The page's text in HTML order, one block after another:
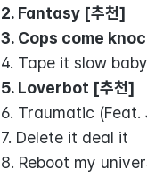
2. Fantasy [추천]
3. Cops come
4. Tape it slow
5. Loverbot [추천]
6. Traumatic (Feat.
7. Delete it deal it
8. Reboot my